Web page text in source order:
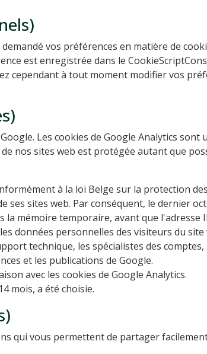
vos préférences en matière de
est enregistrée dans le
cependant à tout moment modifier vos
Les cookies de Google Analytics
nos sites web est protégée autant que
à la loi Belge sur la protection
ses sites web. Par conséquent, le dernier
la mémoire temporaire, avant que l'adresse
données personnelles des visiteurs du
technique, les spécialistes des
et les publications de Google.
avec les cookies de Google Analytics.
mois, a été choisie.
qui vous permettent de partager